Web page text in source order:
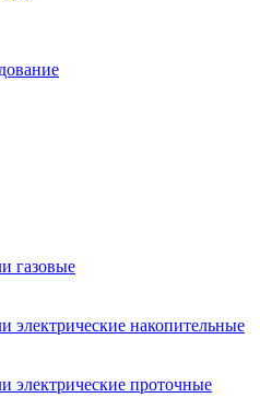
газовые
электрические накопительные
электрические проточные